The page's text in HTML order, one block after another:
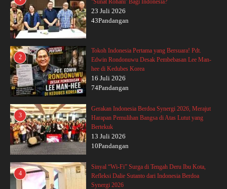
‘Sunat Rohani’ Bagi Indonesia?
23 Juli 2026
43Pandangan
2
Tokoh Indonesia Pertama yang Bersuara! Pdt.
Edwin Rondonuwu Desak Pembebasan Lee Man-
hee di Kedubes Korea
16 Juli 2026
74Pandangan
3
Gerakan Indonesia Berdoa Synergi 2026, Merajut
Harapan Pemulihan Bangsa di Atas Lutut yang
Bertekuk
13 Juli 2026
10Pandangan
4
Sinyal “Wi-Fi” Surga di Tengah Deru Ibu Kota,
Refleksi Dalie Sutanto dari Indonesia Berdoa
Synergi 2026